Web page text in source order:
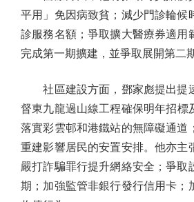
平用」免因病致貧；減少門診輪候
診服務名額；爭取擴大醫療券適用
完成第一期擴建，並爭取展開第二
社區建設方面，鄧家彪提出提
督東九龍過山線工程確保明年招標
落實彩雲邨和港鐵站的無障礙通道
重建影響居民的安置安排。他亦主
嚴打詐騙罪行提升網絡安全；爭取
期；加強監管非銀行發行信用卡；